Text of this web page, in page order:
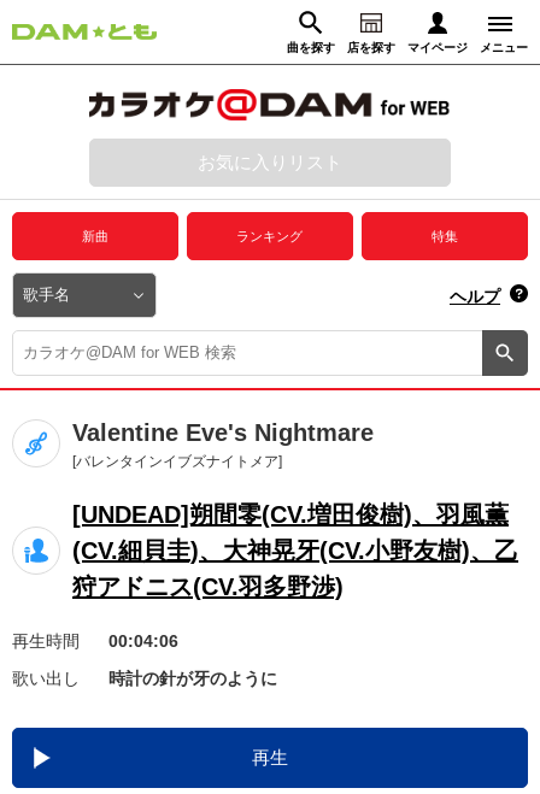
曲を探す 店を探す マイページ メニュー
動画からさがす 録音からさがす
ログイン
プレミアムサービス
DAM★とも動画
DAM★とも録音
カラオケ＠DAM
ユーザー検索
キャンペーン
お知らせ よくあるご質問
カラオケ最新情報をチェック！
お気に入りリスト
新曲 ランキング 特集
ヘルプ
Valentine Eve's Nightmare
[バレンタインイブズナイトメア]
[UNDEAD]朔間零(CV.増田俊樹)、羽風薫
(CV.細貝圭)、大神晃牙(CV.小野友樹)、乙
狩アドニス(CV.羽多野渉)
再生時間
00:04:06
歌い出し
時計の針が牙のように
再生